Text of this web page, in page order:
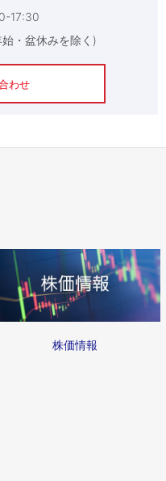
17:30
・盆休みを除く)
わせ
株価情報